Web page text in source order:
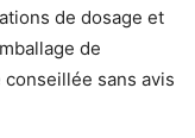
de dosage et
de
sans avis